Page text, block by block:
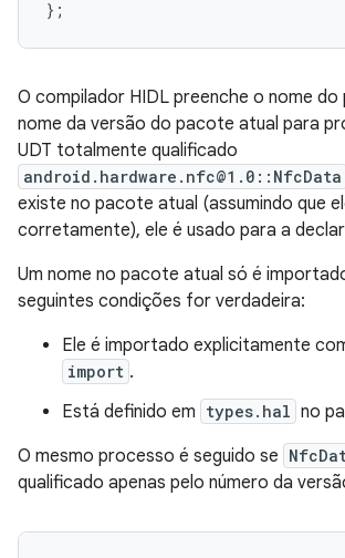
};
O compilador HIDL preenche o nome
nome da versão do pacote atual para
UDT totalmente qualificado
android.hardware.nfc@1.0::NfcData
existe no pacote atual (assumindo que
corretamente), ele é usado para a
Um nome no pacote atual só é
seguintes condições for verdadeira:
Ele é importado explicitamente
import .
Está definido em types.hal no
O mesmo processo é seguido se
qualificado apenas pelo número da